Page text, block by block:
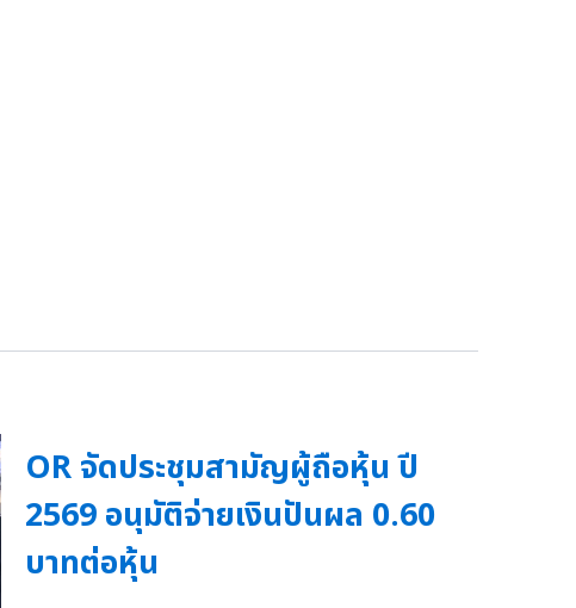
OR จัดประชุมสามัญผู้ถือหุ้น ปี
2569 อนุมัติจ่ายเงินปันผล 0.60
บาทต่อหุ้น